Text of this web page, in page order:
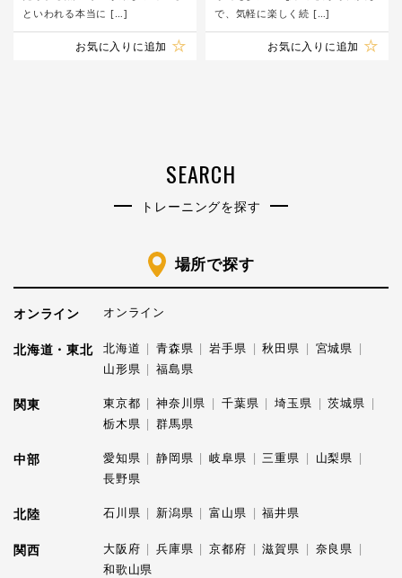
といわれる本当に […]
お気に入りに追加
で、気軽に楽しく続 […]
お気に入りに追加
SEARCH
トレーニングを探す
場所で探す
オンライン オンライン
北海道・東北 北海道 青森県 岩手県 秋田県
宮城県
山形県
福島県
関東 東京都 神奈川県 千葉県 埼玉県
茨城県
栃木県
群馬県
中部 愛知県 静岡県 岐阜県 三重県
山梨県
長野県
北陸 石川県 新潟県 富山県 福井県
関西 大阪府 兵庫県 京都府 滋賀県
奈良県
和歌山県